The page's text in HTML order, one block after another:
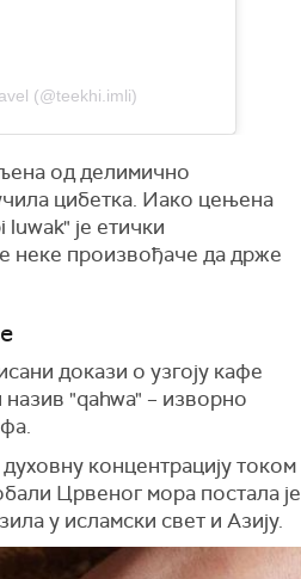
(@teekhi.imli)
од делимично
цибетка. Иако цењена
је етички
неке произвођаче да држе
докази о узгоју кафе
"qahwa" – изворно
концентрацију током
Црвеног мора постала је
у исламски свет и Азију.